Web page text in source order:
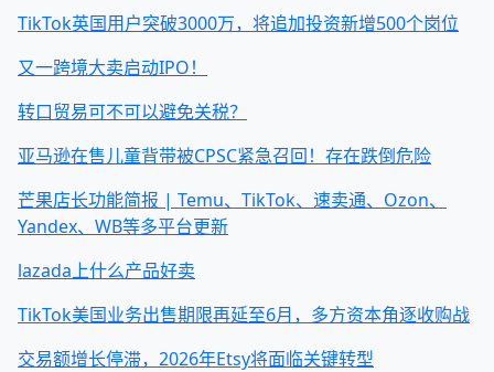
TikTok英国用户突破3000万，将追加投资新增500个岗位
又一跨境大卖启动IPO！
转口贸易可不可以避免关税？
亚马逊在售儿童背带被CPSC紧急召回！存在跌倒危险
芒果店长功能简报 | Temu、TikTok、速卖通、Ozon、
Yandex、WB等多平台更新
lazada上什么产品好卖
TikTok美国业务出售期限再延至6月，多方资本角逐收购战
交易额增长停滞，2026年Etsy将面临关键转型